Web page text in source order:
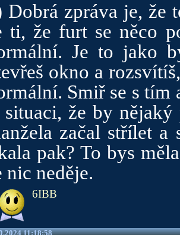
Dobrá zpráva je, že
ti, že furt se něco
Je to jako
okno a
Smiř se s tím
situaci, že by nějaký
začal střílet a
pak? To bys
nic neděje.
6IBB
11:18:58